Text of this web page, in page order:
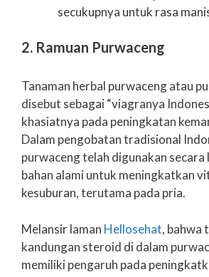
secukupnya untuk rasa
2. Ramuan Purwaceng
Tanaman herbal purwaceng atau
disebut sebagai “viagranya
khasiatnya pada peningkatan
Dalam pengobatan tradisional
purwaceng telah digunakan secara
bahan alami untuk meningkatkan
kesuburan, terutama pada pria.
Melansir laman Hellosehat, bahwa
kandungan steroid di dalam
memiliki pengaruh pada